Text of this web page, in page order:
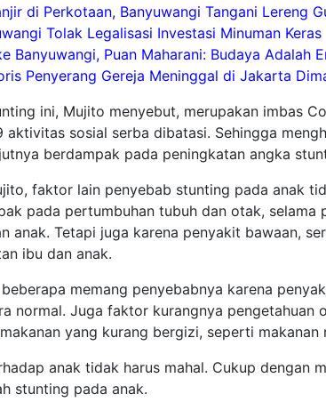
di Perkotaan, Banyuwangi Tangani Lereng
Tolak Legalisasi Investasi Minuman Keras
Banyuwangi, Puan Maharani: Budaya Adalah
Penyerang Gereja Meninggal di Jakarta
ini, Mujito menyebut, merupakan imbas
aktivitas sosial serba dibatasi. Sehingga
berdampak pada peningkatan angka
faktor lain penyebab stunting pada anak
pada pertumbuhan tubuh dan otak, selama
anak. Tetapi juga karena penyakit bawaan,
ibu dan anak.
memang penyebabnya karena
normal. Juga faktor kurangnya pengetahuan
yang kurang bergizi, seperti makanan
anak tidak harus mahal. Cukup dengan
stunting pada anak.